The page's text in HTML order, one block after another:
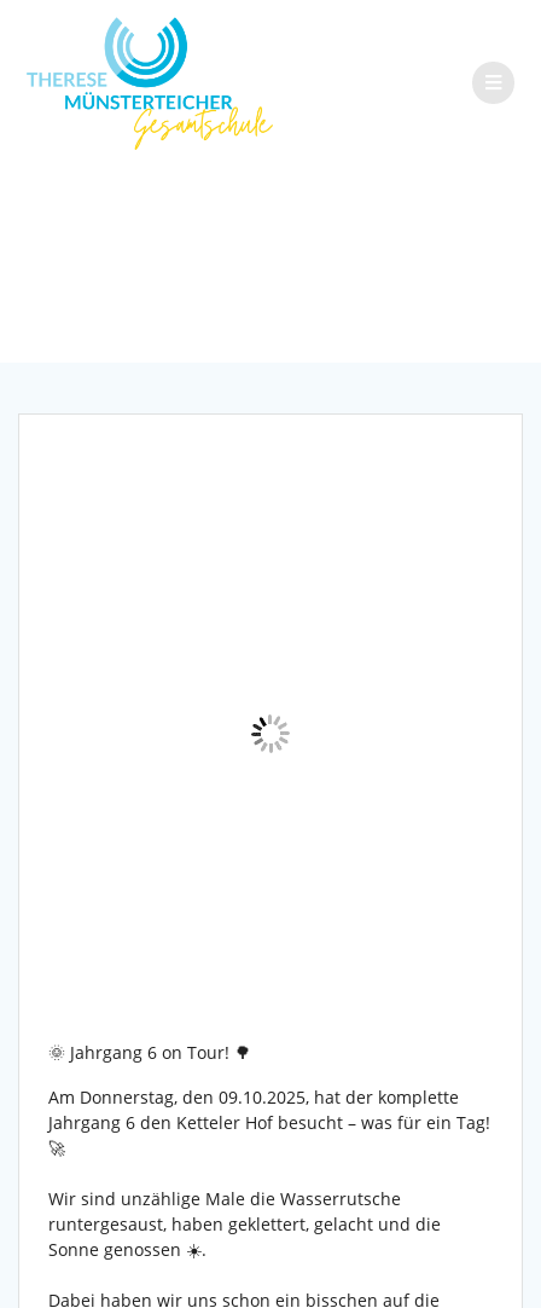
🌞 Jahrgang 6 on Tour! 🌳
Am Donnerstag, den 09.10.2025, hat der komplette
Jahrgang 6 den Ketteler Hof besucht – was für ein Tag!
🚀
Wir sind unzählige Male die Wasserrutsche
runtergesaust, haben geklettert, gelacht und die
Sonne genossen ☀️.
Dabei haben wir uns schon ein bisschen auf die